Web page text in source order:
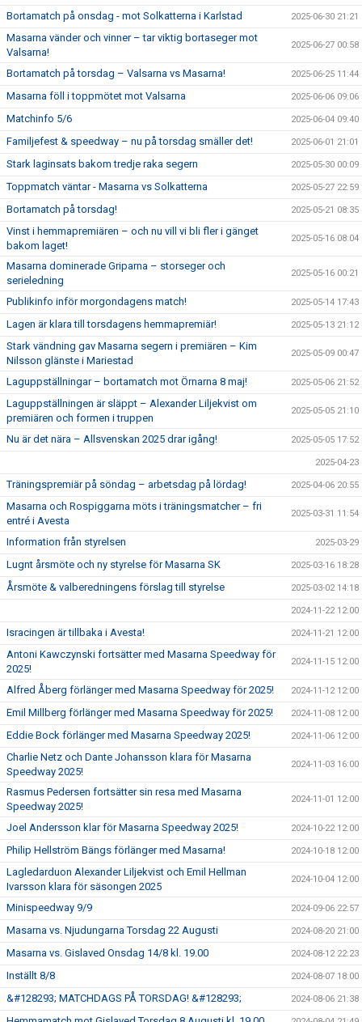
Bortamatch på onsdag - mot Solkatterna i Karlstad
2025-06-30 21:21
Masarna vänder och vinner – tar viktig bortaseger mot
Valsarna!
2025-06-27 00:58
Bortamatch på torsdag – Valsarna vs Masarna! 2025-06-25 11:44
Masarna föll i toppmötet mot Valsarna 2025-06-06 09:06
Matchinfo 5/6 2025-06-04 09:40
Familjefest & speedway – nu på torsdag smäller det! 2025-06-01 21:01
Stark laginsats bakom tredje raka segern 2025-05-30 00:09
Toppmatch väntar - Masarna vs Solkatterna 2025-05-27 22:59
Bortamatch på torsdag! 2025-05-21 08:35
Vinst i hemmapremiären – och nu vill vi bli fler i gänget
bakom laget!
2025-05-16 08:04
Masarna dominerade Griparna – storseger och
serieledning
2025-05-16 00:21
Publikinfo inför morgondagens match! 2025-05-14 17:43
Lagen är klara till torsdagens hemmapremiär! 2025-05-13 21:12
Stark vändning gav Masarna segern i premiären – Kim
Nilsson glänste i Mariestad
2025-05-09 00:47
Laguppställningar – bortamatch mot Örnarna 8 maj! 2025-05-06 21:52
Laguppställningen är släppt – Alexander Liljekvist om
premiären och formen i truppen
2025-05-05 21:10
Nu är det nära – Allsvenskan 2025 drar igång! 2025-05-05 17:52
2025-04-23
Träningspremiär på söndag – arbetsdag på lördag! 2025-04-06 20:55
Masarna och Rospiggarna möts i träningsmatcher – fri
entré i Avesta
2025-03-31 11:54
Information från styrelsen 2025-03-29
Lugnt årsmöte och ny styrelse för Masarna SK 2025-03-16 18:28
Årsmöte & valberedningens förslag till styrelse 2025-03-02 14:18
2024-11-22 12:00
Isracingen är tillbaka i Avesta! 2024-11-21 12:00
Antoni Kawczynski fortsätter med Masarna Speedway för
2025!
2024-11-15 12:00
Alfred Åberg förlänger med Masarna Speedway för 2025! 2024-11-12 12:00
Emil Millberg förlänger med Masarna Speedway för 2025! 2024-11-08 12:00
Eddie Bock förlänger med Masarna Speedway 2025! 2024-11-06 12:00
Charlie Netz och Dante Johansson klara för Masarna
Speedway 2025!
2024-11-03 16:00
Rasmus Pedersen fortsätter sin resa med Masarna
Speedway 2025!
2024-11-01 12:00
Joel Andersson klar för Masarna Speedway 2025! 2024-10-22 12:00
Philip Hellström Bängs förlänger med Masarna! 2024-10-18 12:00
Lagledarduon Alexander Liljekvist och Emil Hellman
Ivarsson klara för säsongen 2025
2024-10-04 12:00
Minispeedway 9/9 2024-09-06 22:57
Masarna vs. Njudungarna Torsdag 22 Augusti 2024-08-20 21:00
Masarna vs. Gislaved Onsdag 14/8 kl. 19.00 2024-08-12 22:23
Inställt 8/8 2024-08-07 18:00
&#128293; MATCHDAGS PÅ TORSDAG! &#128293; 2024-08-06 21:38